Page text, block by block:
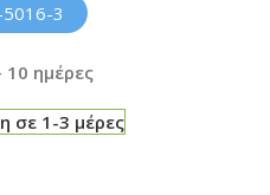
3
ημέρες
σε 1-3 μέρες